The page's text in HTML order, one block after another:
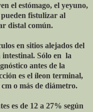
el estómago, el yeyuno,
pueden fistulizar al
distal común.
en sitios alejados del
Sólo en la
antes de la
es el íleon terminal,
o más de diámetro.
es de 12 a 27% según